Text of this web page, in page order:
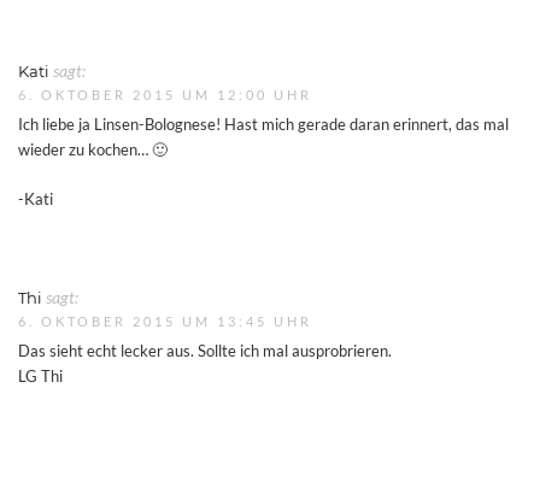
Kati sagt:
6. OKTOBER 2015 UM 12:00 UHR
Ich liebe ja Linsen-Bolognese! Hast mich gerade daran erinnert, das mal
wieder zu kochen… 🙂
-Kati
Thi sagt:
6. OKTOBER 2015 UM 13:45 UHR
Das sieht echt lecker aus. Sollte ich mal ausprobrieren.
LG Thi